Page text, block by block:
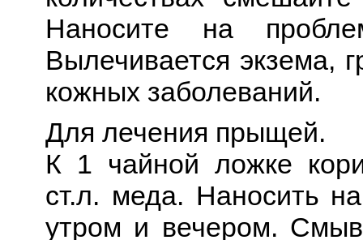
Наносите на
Вылечивается экзема,
кожных заболеваний.
Для лечения прыщей.
К 1 чайной ложке
ст.л. меда. Наносить
утром и вечером.